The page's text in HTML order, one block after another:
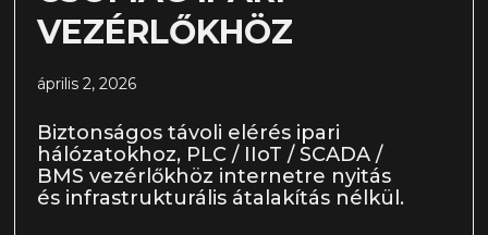
VEZÉRLŐKHÖZ
április 2, 2026
Biztonságos távoli elérés ipari
hálózatokhoz, PLC / IIoT / SCADA /
BMS vezérlőkhöz internetre nyitás
és infrastrukturális átalakítás nélkül.